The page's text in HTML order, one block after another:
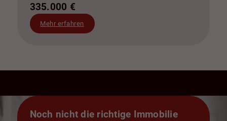
335.000 €
Mehr erfahren
Noch nicht die richtige Immobilie